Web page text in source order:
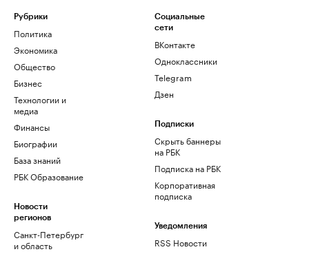
Рубрики
Политика
Экономика
Общество
Бизнес
Технологии и
медиа
Финансы
Биографии
База знаний
РБК Образование
Новости
регионов
Санкт-Петербург
и область
Социальные
сети
ВКонтакте
Одноклассники
Telegram
Дзен
Подписки
Скрыть баннеры
на РБК
Подписка на РБК
Корпоративная
подписка
Уведомления
RSS Новости